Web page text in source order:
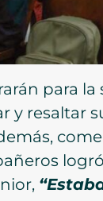
para
y resaltar